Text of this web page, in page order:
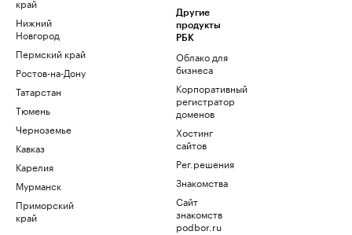
Нижний
Новгород
Пермский край
Ростов-на-Дону
Татарстан
Тюмень
Черноземье
Кавказ
Карелия
Мурманск
Приморский
край
Другие
продукты
РБК
Облако для
бизнеса
Корпоративный
регистратор
доменов
Хостинг
сайтов
Рег.решения
Знакомства
Сайт
знакомств
podbor.ru